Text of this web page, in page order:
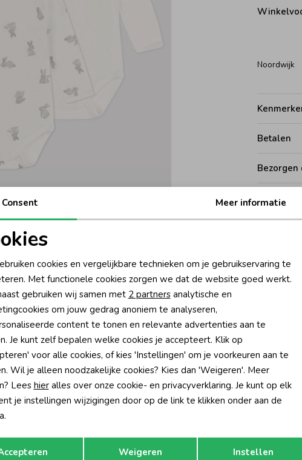
Noordwijk
Betalen
Bezorgen
Ruilen
29,00
-50% korting
cookies
cookies Marketing cookies
Terug Opslaan
Consent Meer informatie
cookies en vergelijkbare technieken om je gebruikservaring te
Met functionele cookies zorgen we dat de website goed werkt.
gebruiken wij samen met 2 partnersanalytische en
om jouw gedrag anoniem te analyseren,
content te tonen en relevante advertenties aan te
Je kunt zelf bepalen welke cookies je accepteert. Klik op
voor alle cookies, of kies 'Instellingen' om je voorkeuren aan te
Wil je alleen noodzakelijke cookies? Kies dan 'Weigeren'. Meer
Lees hieralles over onze cookie- en privacyverklaring. Je kunt op elk
je instellingen wijzigingen door op de link te klikken onder aan de
Weigeren Instellen